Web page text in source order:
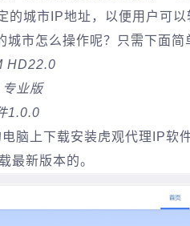
的城市IP地址，以便用户可
市怎么操作呢？只需下面简
HD22.0
业版
1.0.0
脑上下载安装虎观代理IP软
最新版本的。